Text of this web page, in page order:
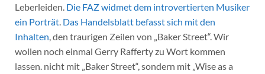
Leberleiden. Die FAZ widmet dem introvertierten Musiker
ein Porträt. Das Handelsblatt befasst sich mit den
Inhalten, den traurigen Zeilen von „Baker Street“. Wir
wollen noch einmal Gerry Rafferty zu Wort kommen
lassen. nicht mit „Baker Street“, sondern mit „Wise as a